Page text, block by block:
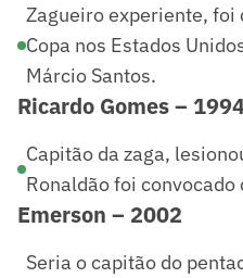
Zagueiro experiente, foi
Copa nos Estados
Márcio Santos.
Ricardo Gomes –
Capitão da zaga,
Ronaldão foi
Emerson – 2002
Seria o capitão do